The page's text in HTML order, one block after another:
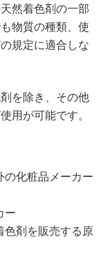
然着色剤の一部
物質の種類、使
規定に適合しな
を除き、その他
用が可能です。
の化粧品メーカー
ー
色剤を販売する原